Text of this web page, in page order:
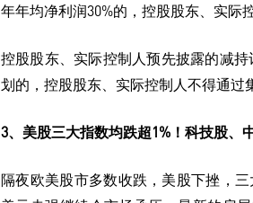
年年均净利润30%的，控股股东、实际
控股股东、实际控制人预先披露的减
划的，控股股东、实际控制人不得通过
3、美股三大指数均跌超1%！科技股、
隔夜欧美股市多数收跌，美股下挫，